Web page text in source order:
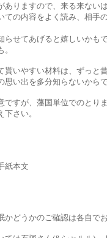
ありますので、来る来ない
ての内容をよく読み、相
らせてあげると嬉しいかも
貰いやすい材料は、ずっと
思い出を多分知らないから
ですが、藩国単位でのとり
さい。
紙本文
かどうかのご確認は各自で